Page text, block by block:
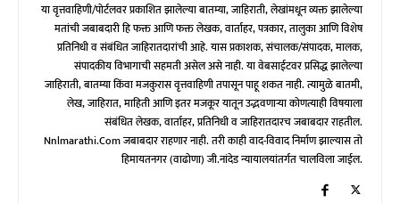
या वृत्तवाहिणी/पोर्टलवर प्रकाशित झालेल्या बातम्या, जाहिराती, लेखांमधून व्यक्त झालेल्या
मतांची जबाबदारी हि फक्त आणि फक्त लेखक, वार्ताहर, पत्रकार, तालुका आणि विशेष
प्रतिनिधी व संबंधित जाहिरातदारांची आहे. यास प्रकाशक, संचालक/संपादक, मालक,
संपादकीय विभागाची सहमती असेल असे नाही. या वेबसाईटवर प्रसिद्ध झालेल्या
जाहिराती, बातम्या किंवा मजकुरास वृत्तवाहिणी तपासून पाहू शकत नाही. त्यामुळे बातमी,
लेख, जाहिरात, माहिती आणि इतर मजकूर यातून उद्भवणाऱ्या कोणत्याही विषयाला
संबंधित लेखक, वार्ताहर, प्रतिनिधी व जाहिरातदारच जबाबदार राहतील.
Nnlmarathi.com जबाबदार राहणार नाही. तरी काही वाद-विवाद निर्माण झाल्यास तो
हिमायतनगर (वाढोणा) जी.नांदेड न्यायालयांतर्गत चालविला जाईल.